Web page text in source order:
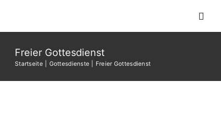
Freier Gottesdienst
Startseite Gottesdienste Freier Gottesdienst